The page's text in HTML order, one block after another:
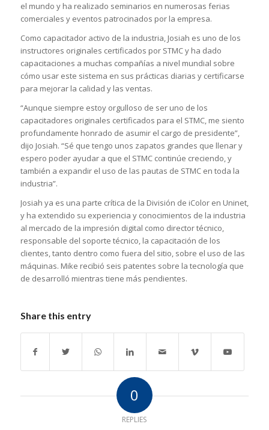
el mundo y ha realizado seminarios en numerosas ferias
comerciales y eventos patrocinados por la empresa.
Como capacitador activo de la industria, Josiah es uno de los
instructores originales certificados por STMC y ha dado
capacitaciones a muchas compañías a nivel mundial sobre
cómo usar este sistema en sus prácticas diarias y certificarse
para mejorar la calidad y las ventas.
“Aunque siempre estoy orgulloso de ser uno de los
capacitadores originales certificados para el STMC, me siento
profundamente honrado de asumir el cargo de presidente”,
dijo Josiah. “Sé que tengo unos zapatos grandes que llenar y
espero poder ayudar a que el STMC continúe creciendo, y
también a expandir el uso de las pautas de STMC en toda la
industria”.
Josiah ya es una parte crítica de la División de iColor en Uninet,
y ha extendido su experiencia y conocimientos de la industria
al mercado de la impresión digital como director técnico,
responsable del soporte técnico, la capacitación de los
clientes, tanto dentro como fuera del sitio, sobre el uso de las
máquinas. Mike recibió seis patentes sobre la tecnología que
de desarrolló mientras tiene más pendientes.
Share this entry
0
REPLIES